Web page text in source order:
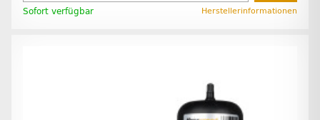
Sofort verfügbar Herstellerinformationen